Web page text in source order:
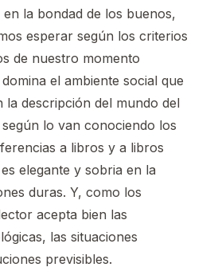
la bondad de los buenos,
esperar según los criterios
de nuestro momento
el ambiente social que
la descripción del mundo del
lo van conociendo los
a libros y a libros
elegante y sobria en la
duras. Y, como los
acepta bien las
las situaciones
previsibles.